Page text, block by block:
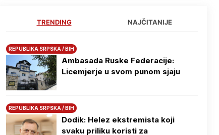
TRENDING NAJČITANIJE
REPUBLIKA SRPSKA / BIH
Ambasada Ruske Federacije:
Licemjerje u svom punom sjaju
REPUBLIKA SRPSKA / BIH
Dodik: Helez ekstremista koji
svaku priliku koristi za